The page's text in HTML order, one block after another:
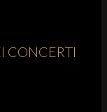
CONCERTI